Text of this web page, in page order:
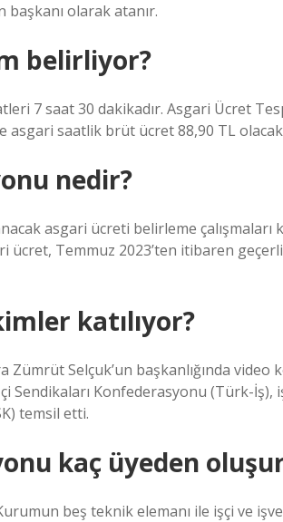
başkanı olarak atanır.
belirliyor?
7 saat 30 dakikadır. Asgari Ücret
asgari saatlik brüt ücret 88,90 TL
nedir?
asgari ücreti belirleme çalışmaları
ücret, Temmuz 2023’ten itibaren
katılıyor?
Zümrüt Selçuk’un başkanlığında
Sendikaları Konfederasyonu (Türk-İş),
temsil etti.
kaç üyeden
beş teknik elemanı ile işçi ve